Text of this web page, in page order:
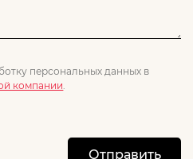
персональных данных в
компании.
Отправить